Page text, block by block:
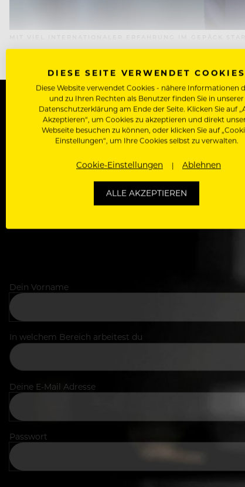
MIT VIEL INTERNATIONALER ERFAHRUNG IM GEPÄCK
Als
Zugriff auf alle Artikel, Videos & Masterclasses
Dein Vorname
In welchem Bereich arbeitest du
Deine E-Mail Adresse
Passwort
DIESE SEITE VERWENDET COOKIES
Diese Website verwendet Cookies - nähere Informationen
und zu Ihren Rechten als Benutzer finden Sie in unserer
Datenschutzerklärung am Ende der Seite. Klicken Sie auf
Akzeptieren“, um Cookies zu akzeptieren und direkt
Webseite besuchen zu können, oder klicken Sie auf
Einstellungen“, um Ihre Cookies selbst zu verwalten.
Cookie-Einstellungen Ablehnen
ALLE AKZEPTIEREN